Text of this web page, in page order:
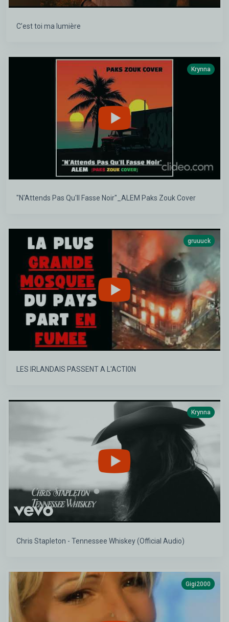
C’est toi ma lumière
Krynna
"N'Attends Pas Qu'Il Fasse Noir"_ALEM Paks Zouk Cover
gruuuck
LES IRLANDAIS PASSENT A L'ACTI0N
Krynna
Chris Stapleton - Tennessee Whiskey (Official Audio)
Gigi2000